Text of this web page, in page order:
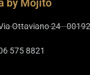
by Mojito
Ottaviano 24 -
575 8821